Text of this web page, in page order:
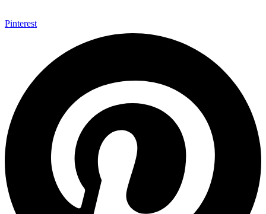
Pinterest